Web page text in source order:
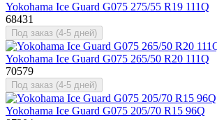
Yokohama Ice Guard G075 275/55 R19 111Q
68431
Под заказ (4-5 дней)
Yokohama Ice Guard G075 265/50 R20 111Q
70579
Под заказ (4-5 дней)
Yokohama Ice Guard G075 205/70 R15 96Q